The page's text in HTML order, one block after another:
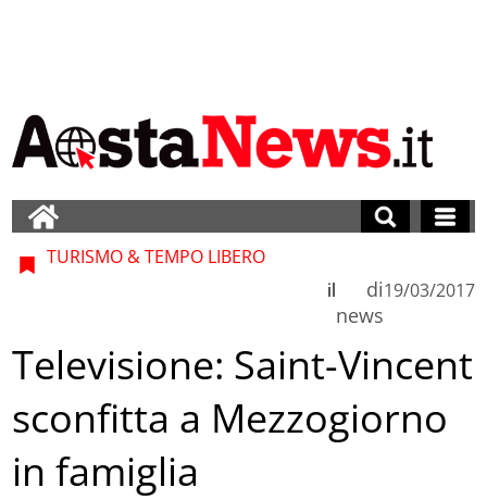
TURISMO & TEMPO LIBERO
di
news
il 19/03/2017
Televisione: Saint-Vincent
sconfitta a Mezzogiorno
in famiglia